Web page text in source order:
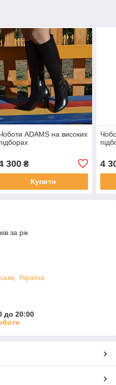
ADAMS на високих
300₴
Купити
4
за рік
Україна
до 20:00